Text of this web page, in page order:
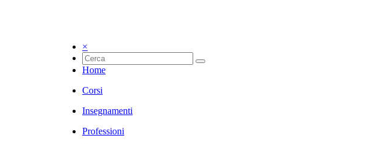
×
Home
Corsi
Insegnamenti
Professioni